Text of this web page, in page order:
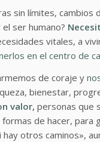
sin límites, cambios
ser humano?
vitales, a
en el centro de
de coraje y
bienestar,
valor, personas que
de hacer, para
otros caminos»,